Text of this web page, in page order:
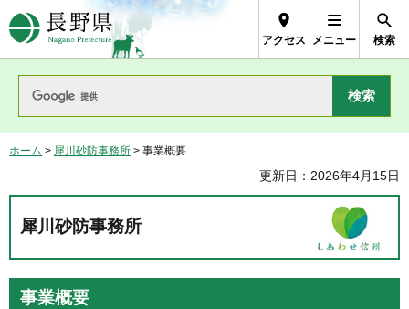
長野県Nagano Prefecture
アクセス メニュー 検索
ホーム > 犀川砂防事務所 > 事業概要
更新日：2026年4月15日
犀川砂防事務所
事業概要